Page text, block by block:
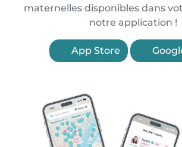
maternelles disponibles dans
notre application !
App Store